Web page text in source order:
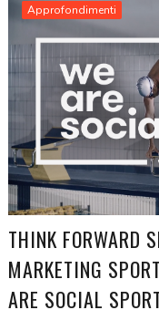
Approfondimenti
THINK FORWARD
MARKETING
ARE SOCIAL